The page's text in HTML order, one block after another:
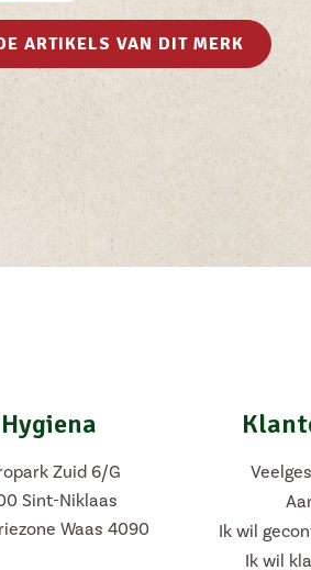
ARTIKELS VAN DIT MERK
Hygiena
Zuid 6/G
Sint-Niklaas
Waas 4090
Ik wil
Ik wil